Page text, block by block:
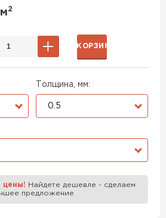
2
Толщина, мм:
0.5
В КОРЗИНУ
цены! Найдете дешевле - сделаем
предложение